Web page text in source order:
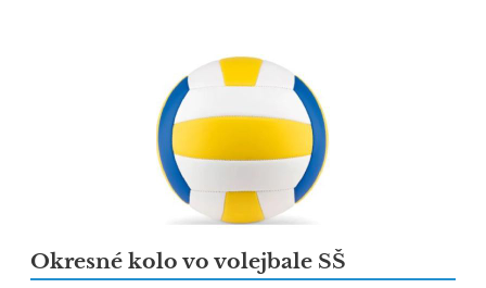
Okresné kolo vo volejbale SŠ